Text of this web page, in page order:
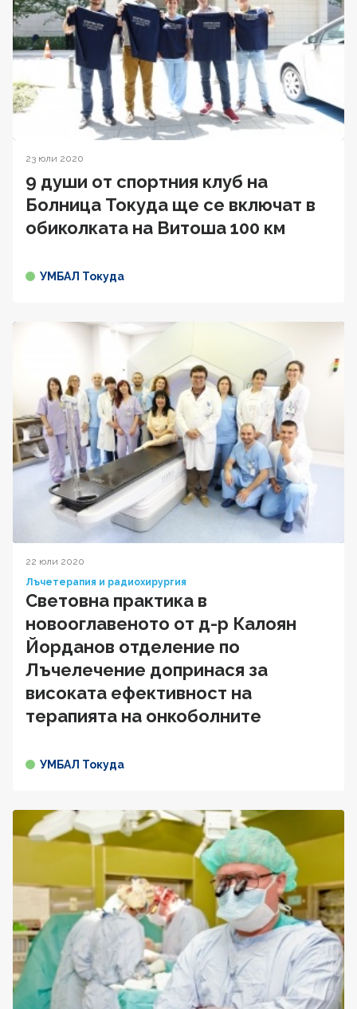
23 юли 2020
9 души от спортния клуб на
Болница Токуда ще се включат в
oбиколката на Витоша 100 км
УМБАЛ Токуда
22 юли 2020
Лъчетерапия и радиохирургия
Световна практика в
новооглавеното от д-р Калоян
Йорданов отделение по
Лъчелечение допринася за
високата ефективност на
терапията на онкоболните
УМБАЛ Токуда